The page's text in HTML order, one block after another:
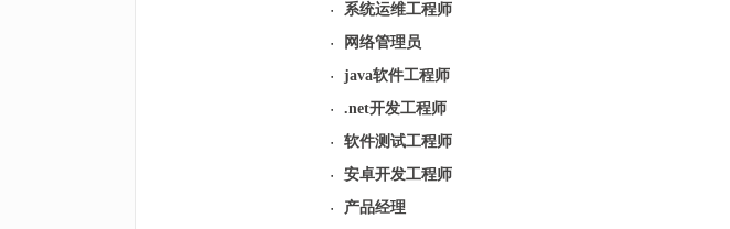
系统运维工程师
网络管理员
java软件工程师
.net开发工程师
软件测试工程师
安卓开发工程师
产品经理